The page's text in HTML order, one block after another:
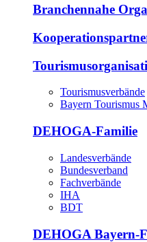
Branchennahe
Tourismusverbände
Bayern Tourismus
DEHOGA-Familie
Landesverbände
Bundesverband
Fachverbände
IHA
BDT
DEHOGA Bayern-